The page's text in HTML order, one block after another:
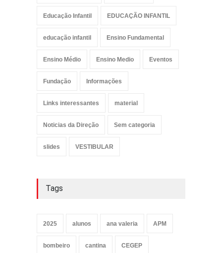
Educação Infantil EDUCAÇÃO INFANTIL
educação infantil Ensino Fundamental
Ensino Médio Ensino Medio Eventos
Fundação Informações
Links interessantes material
Noticias da Direção Sem categoria
slides VESTIBULAR
Tags
2025 alunos ana valeria APM
bombeiro cantina CEGEP